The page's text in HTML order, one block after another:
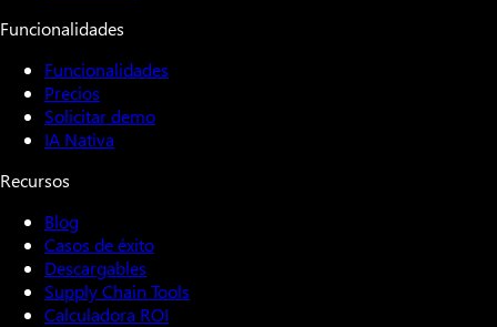
Funcionalidades
Funcionalidades
Precios
Solicitar demo
IA Nativa
Recursos
Blog
Casos de éxito
Descargables
Supply Chain Tools
Calculadora ROI